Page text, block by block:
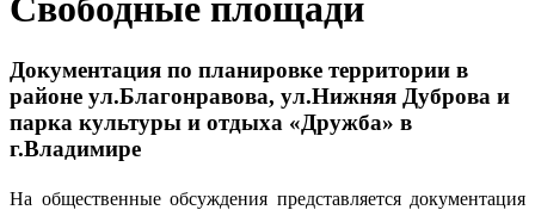
Свободные площади
Документация по планировке территории в
районе ул.Благонравова, ул.Нижняя Дуброва и
парка культуры и отдыха «Дружба» в
г.Владимире
На общественные обсуждения представляется документация